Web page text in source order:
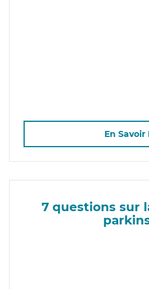
En Savoir
7 questions sur